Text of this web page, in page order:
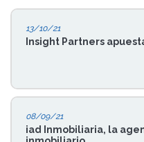
13/10/21
Insight Partners
08/09/21
iad Inmobiliaria, la